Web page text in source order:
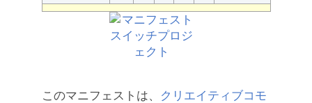
このマニフェストは、
クリエイティブコモ